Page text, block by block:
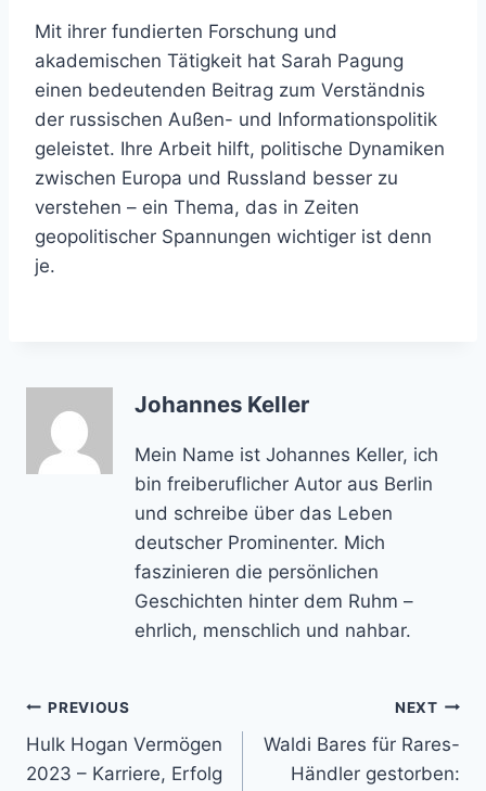
Mit ihrer fundierten Forschung und
akademischen Tätigkeit hat Sarah Pagung
einen bedeutenden Beitrag zum Verständnis
der russischen Außen- und Informationspolitik
geleistet. Ihre Arbeit hilft, politische Dynamiken
zwischen Europa und Russland besser zu
verstehen – ein Thema, das in Zeiten
geopolitischer Spannungen wichtiger ist denn
je.
Johannes Keller
Mein Name ist Johannes Keller, ich
bin freiberuflicher Autor aus Berlin
und schreibe über das Leben
deutscher Prominenter. Mich
faszinieren die persönlichen
Geschichten hinter dem Ruhm –
ehrlich, menschlich und nahbar.
Post
navigation
PREVIOUS
Hulk Hogan Vermögen
2023 – Karriere, Erfolg
NEXT
Waldi Bares für Rares-
Händler gestorben: